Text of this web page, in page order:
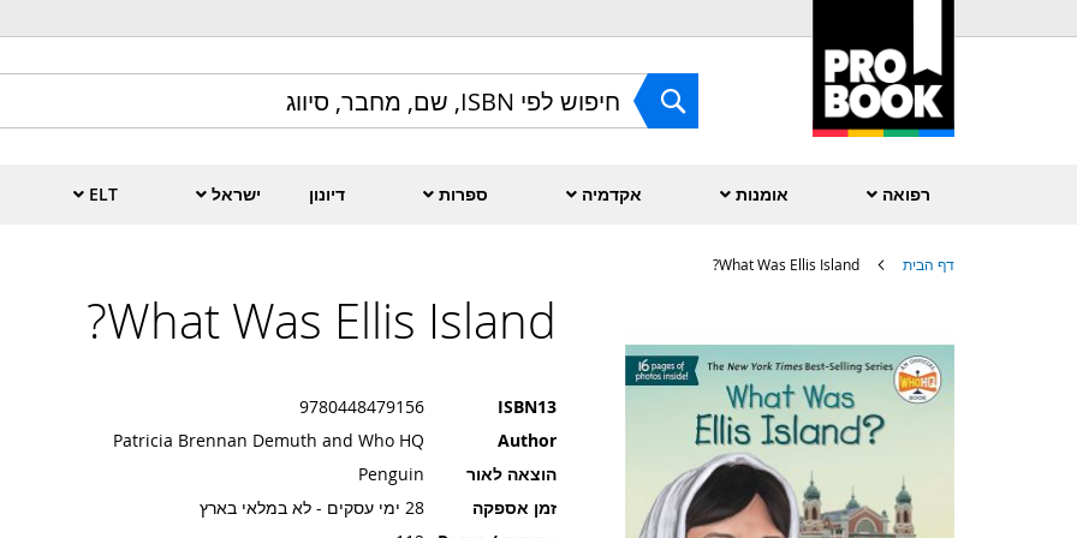
to
Content
חפש
רפואה אומנות אקדמיה ספרות דיונון ישראל ELT
דף הבית What Was Ellis Island?
What Was Ellis Island?
ISBN13
9780448479156
Author
Patricia Brennan Demuth and Who HQ
הוצאה לאור
Penguin
זמן אספקה
28 ימי עסקים - לא במלאי בארץ
של
גלריית
תמונות